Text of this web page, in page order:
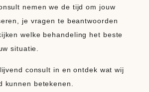
nemen we de tijd om jouw
je vragen te beantwoorden
welke behandeling het beste
situatie.
consult in en ontdek wat wij
kunnen betekenen.